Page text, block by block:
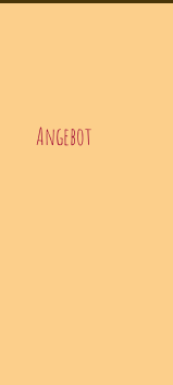
Angebot